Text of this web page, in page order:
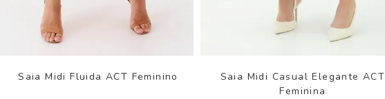
Saia Midi Fluida ACT Feminino
Saia Midi Casual Elegante ACT
Feminina